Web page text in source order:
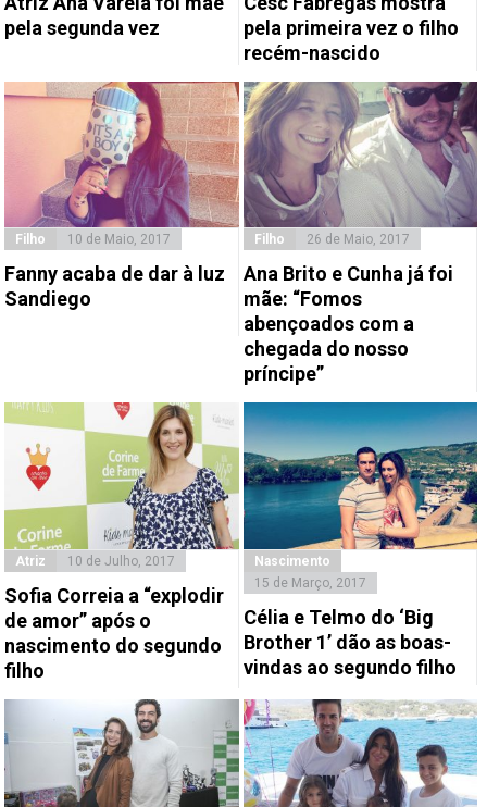
pela segunda vez
pela primeira vez o filho
recém-nascido
Filho 10 de Maio, 2017
Fanny acaba de dar à luz
Sandiego
Filho 26 de Maio, 2017
Ana Brito e Cunha já foi
mãe: “Fomos
abençoados com a
chegada do nosso
príncipe”
Atriz 10 de Julho, 2017
Sofia Correia a “explodir
de amor” após o
nascimento do segundo
filho
Nascimento
15 de Março, 2017
Célia e Telmo do ‘Big
Brother 1’ dão as boas-
vindas ao segundo filho